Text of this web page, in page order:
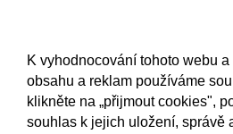
K vyhodnocování tohoto webu
obsahu a reklam používáme
klikněte na „přijmout cookies",
souhlas k jejich uložení, správě